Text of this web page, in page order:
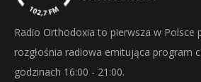
Radio Orthodoxia to pierwsza w Polsce
rozgłośnia radiowa emitująca program
godzinach 16:00 - 21:00.